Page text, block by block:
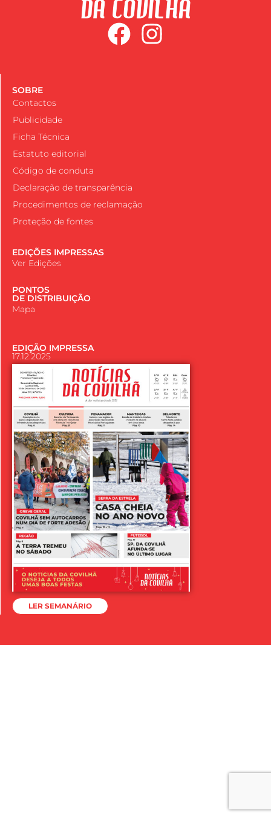
SOBRE
Contactos
Publicidade
Ficha Técnica
Estatuto editorial
Código de conduta
Declaração de transparência
Procedimentos de reclamação
Proteção de fontes
EDIÇÕES IMPRESSAS
Ver Edições
PONTOS
DE DISTRIBUIÇÃO
Mapa
EDIÇÃO IMPRESSA
17.12.2025
LER SEMANÁRIO